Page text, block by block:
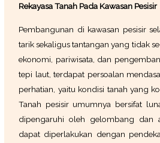
Rekayasa Tanah Pada Kawasan Pesisir
Pembangunan di kawasan pesisir
tarik sekaligus tantangan yang tidak
ekonomi, pariwisata, dan
tepi laut, terdapat persoalan
perhatian, yaitu kondisi tanah yang
Tanah pesisir umumnya bersifat
dipengaruhi oleh gelombang dan
dapat diperlakukan dengan